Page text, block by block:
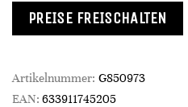
PREISE FREISCHALTEN
Artikelnummer: G850973
EAN: 633911745205